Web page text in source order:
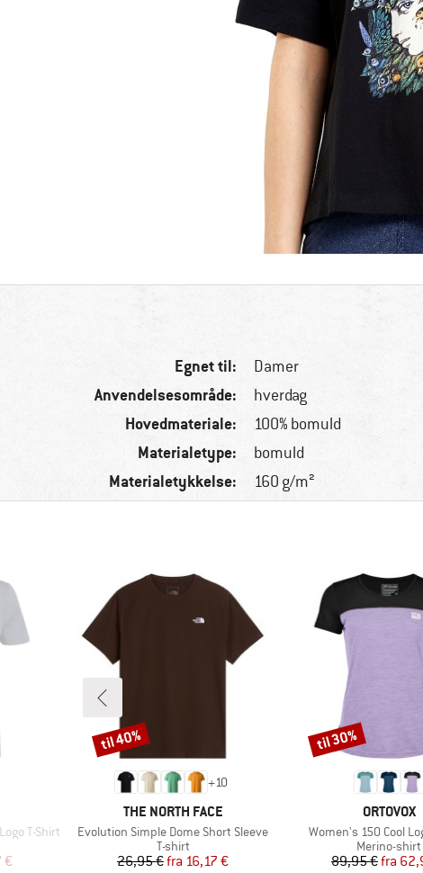
Egnet til: Damer
Anvendelsesområde: hverdag
Hovedmateriale: 100% bomuld
Materialetype: bomuld
Materialetykkelse: 160 g/m²
T-Shirt
€
+10
MÆRKE
THE NORTH FACE
Artikel
Evolution Simple Dome Short Sleeve
Produktgruppe
T-shirt
Pris
26,95 € Nedsat pris
fra 16,17 €
Rabat
til 40%
MÆRKE
ORTOVOX
Artikel
Women's 150 Cool
Merino-shirt
Pris
89,95 €fra
Rabat
til 30%